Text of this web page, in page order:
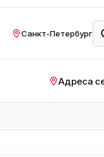
Санкт-Петербург
Адреса